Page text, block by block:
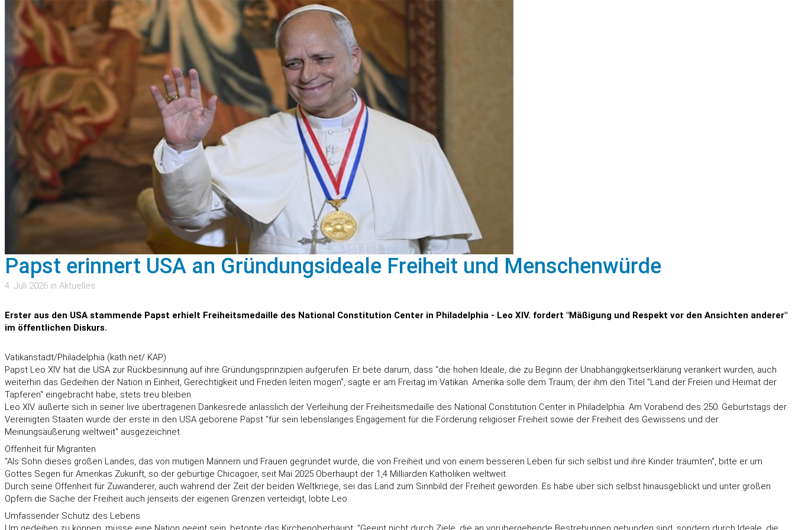
Papst erinnert USA an Gründungsideale Freiheit und Menschenwürde
4. Juli 2026 in Aktuelles
Erster aus den USA stammende Papst erhielt Freiheitsmedaille des National Constitution Center in Philadelphia - Leo XIV. fordert "Mäßigung und Respekt vor den Ansichten anderer"
im öffentlichen Diskurs.
Vatikanstadt/Philadelphia (kath.net/ KAP)
Papst Leo XIV. hat die USA zur Rückbesinnung auf ihre Gründungsprinzipien aufgerufen. Er bete darum, dass "die hohen Ideale, die zu Beginn der Unabhängigkeitserklärung verankert wurden, auch
weiterhin das Gedeihen der Nation in Einheit, Gerechtigkeit und Frieden leiten mögen", sagte er am Freitag im Vatikan. Amerika solle dem Traum, der ihm den Titel "Land der Freien und Heimat der
Tapferen" eingebracht habe, stets treu bleiben.
Leo XIV. äußerte sich in seiner live übertragenen Dankesrede anlässlich der Verleihung der Freiheitsmedaille des National Constitution Center in Philadelphia. Am Vorabend des 250. Geburtstags der
Vereinigten Staaten wurde der erste in den USA geborene Papst "für sein lebenslanges Engagement für die Förderung religiöser Freiheit sowie der Freiheit des Gewissens und der
Meinungsäußerung weltweit" ausgezeichnet.
Offenheit für Migranten
"Als Sohn dieses großen Landes, das von mutigen Männern und Frauen gegründet wurde, die von Freiheit und von einem besseren Leben für sich selbst und ihre Kinder träumten", bitte er um
Gottes Segen für Amerikas Zukunft, so der gebürtige Chicagoer, seit Mai 2025 Oberhaupt der 1,4 Milliarden Katholiken weltweit.
Durch seine Offenheit für Zuwanderer, auch während der Zeit der beiden Weltkriege, sei das Land zum Sinnbild der Freiheit geworden. Es habe über sich selbst hinausgeblickt und unter großen
Opfern die Sache der Freiheit auch jenseits der eigenen Grenzen verteidigt, lobte Leo.
Umfassender Schutz des Lebens